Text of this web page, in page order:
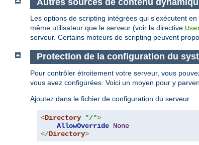
Les options de scripting intégrées qui s'exécutent
même utilisateur que le serveur (voir la directive
serveur. Certains moteurs de scripting peuvent
Protection de la configuration du
Pour contrôler étroitement votre serveur, vous
vous avez configurées. Voici un moyen pour y
Ajoutez dans le fichier de configuration du serveur
<Directory "/">
AllowOverride None
</Directory>